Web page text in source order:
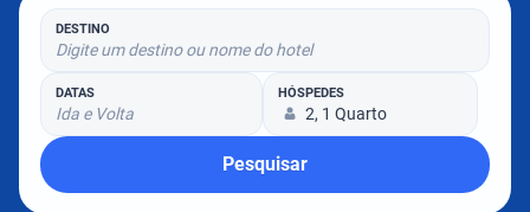
DESTINO
Digite um destino ou nome do hotel
DATAS
Ida e Volta
HÓSPEDES
2, 1 Quarto
Pesquisar